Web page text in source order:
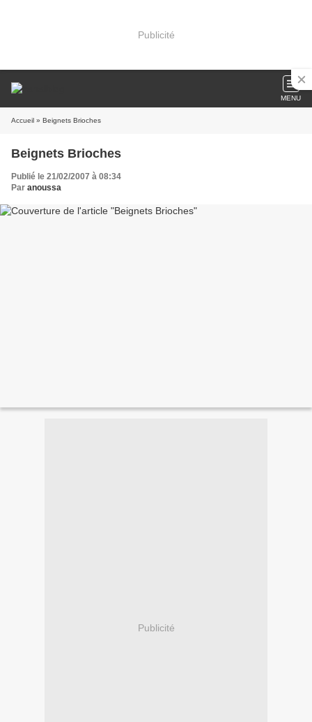
Publicité
MENU
Accueil » Beignets Brioches
Beignets Brioches
Publié le 21/02/2007 à 08:34
Par anoussa
Publicité